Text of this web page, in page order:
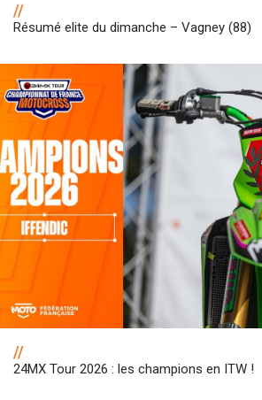
//
Résumé elite du dimanche – Vagney (88)
//
24MX Tour 2026 : les champions en ITW !